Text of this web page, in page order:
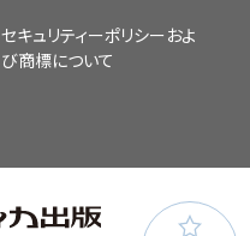
セキュリティーポリシー およ
び商標について